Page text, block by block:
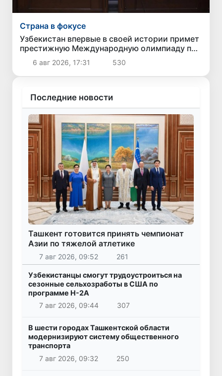
Страна в фокусе
Узбекистан впервые в своей истории примет
престижную Международную олимпиаду по
информатике IOI 2026
6 авг 2026, 17:31 530
Последние новости
Ташкент готовится принять чемпионат
Азии по тяжелой атлетике
7 авг 2026, 09:52 261
Узбекистанцы смогут трудоустроиться на
сезонные сельхозработы в США по
программе H-2A
7 авг 2026, 09:44
307
В шести городах Ташкентской области
модернизируют систему общественного
транспорта
7 авг 2026, 09:32
250